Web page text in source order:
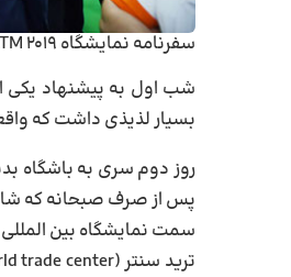
سفرنامه نمایشگاه ATM 2019 دبی
شب اول به پیشنهاد
بسیار لذیذی داشت که
روز دوم
پس از صرف صبحانه که